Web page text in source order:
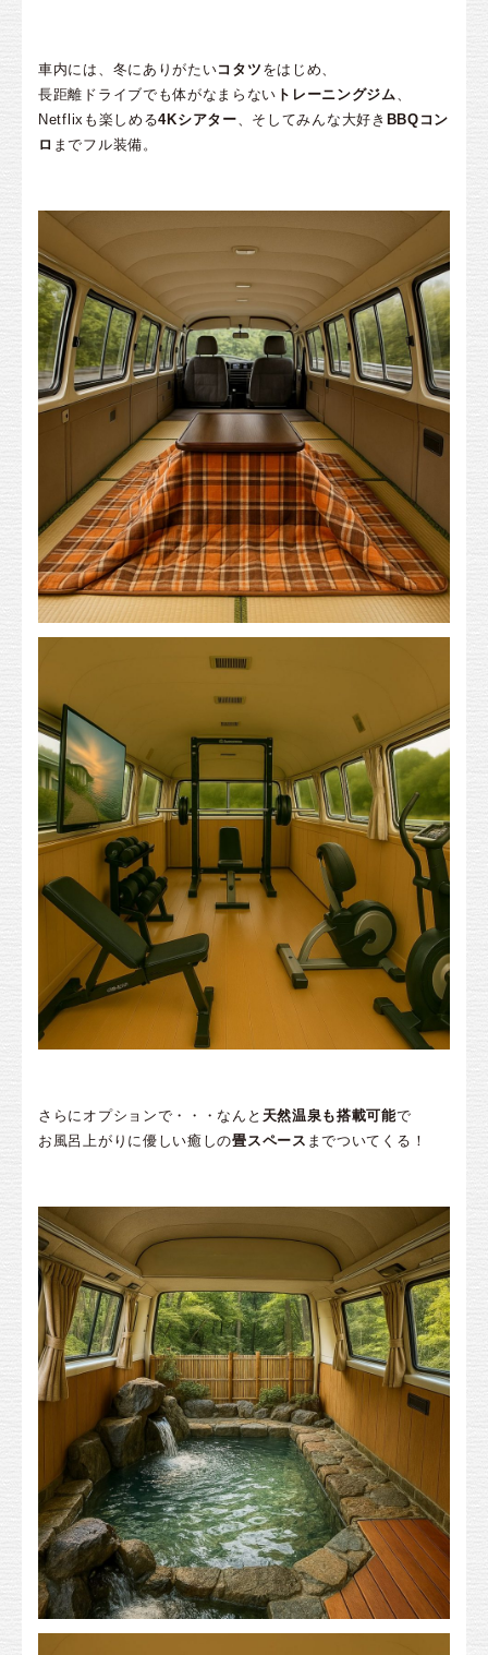
車内には、冬にありがたいコタツ をはじめ、
長距離ドライブでも体がなまらない トレーニングジム
Netflixも楽しめる4Kシアター 、そしてみんな大好き BBQコン
ロ までフル装備。
さらにオプションで・・・なんと 天然温泉も搭載可能で
お風呂上がりに優しい癒しの畳スペース までついてくる！